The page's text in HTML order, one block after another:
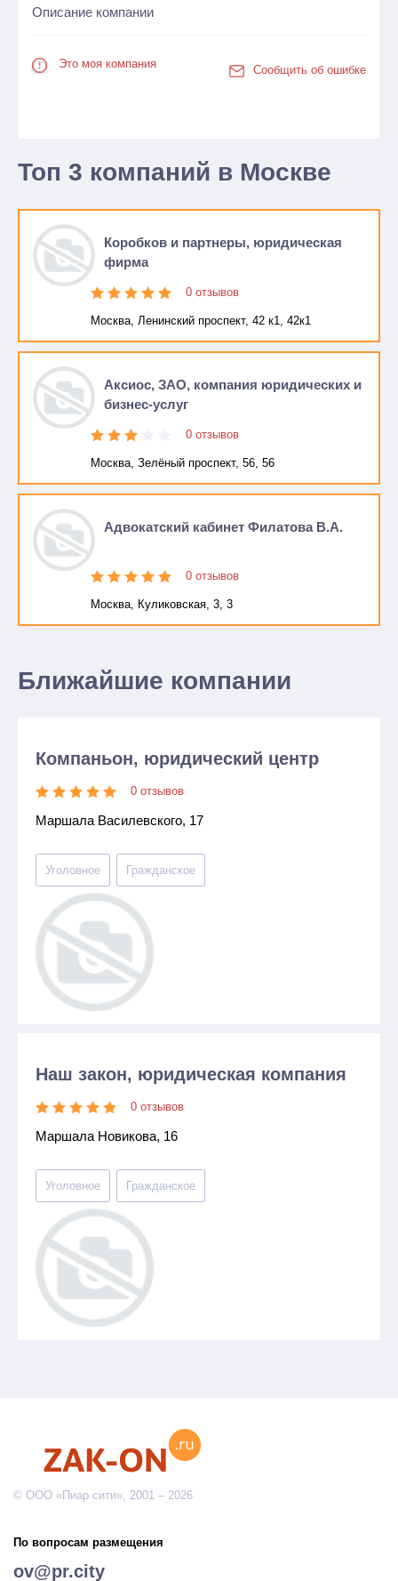
Описание компании
Это моя компания Сообщить об ошибке
Топ 3 компаний в Москве
Коробков и партнеры, юридическая
фирма
0 отзывов
Москва, Ленинский проспект, 42 к1, 42к1
Аксиос, ЗАО, компания юридических и
бизнес-услуг
0 отзывов
Москва, Зелёный проспект, 56, 56
Адвокатский кабинет Филатова В.А.
0 отзывов
Москва, Куликовская, 3, 3
Ближайшие компании
Компаньон, юридический центр
0 отзывов
Маршала Василевского, 17
Уголовное Гражданское
Наш закон, юридическая компания
0 отзывов
Маршала Новикова, 16
Уголовное Гражданское
© ООО «Пиар сити», 2001 – 2026
По вопросам размещения
ov@pr.city